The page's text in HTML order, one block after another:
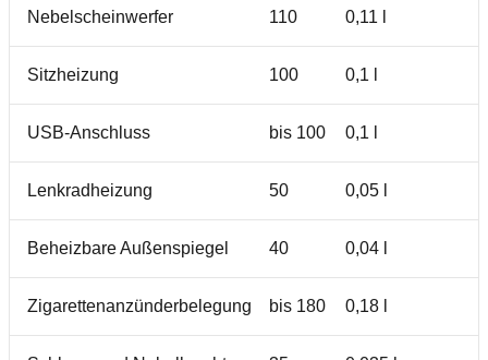
Nebelscheinwerfer 110 0,11 l
Sitzheizung 100 0,1 l
USB-Anschluss bis 100 0,1 l
Lenkradheizung 50 0,05 l
Beheizbare Außenspiegel 40 0,04 l
Zigarettenanzünderbelegung bis 180 0,18 l